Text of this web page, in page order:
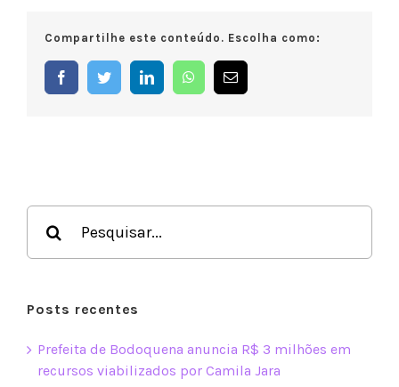
Congresso
os
abusos
Compartilhe este conteúdo. Escolha como:
FacebookTwitterLinkedIn WhatsApp
E-
mail
Buscar
resultados
para:
Posts recentes
Prefeita de Bodoquena anuncia R$ 3 milhões em
recursos viabilizados por Camila Jara